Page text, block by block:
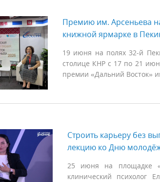
Премию им. Арсеньева
книжной ярмарке в
19 июня на полях 32-й
столице КНР с 17 по 21
премии «Дальний Восток»
Строить карьеру без
лекцию ко Дню
25 июня на площадке
клинический психолог